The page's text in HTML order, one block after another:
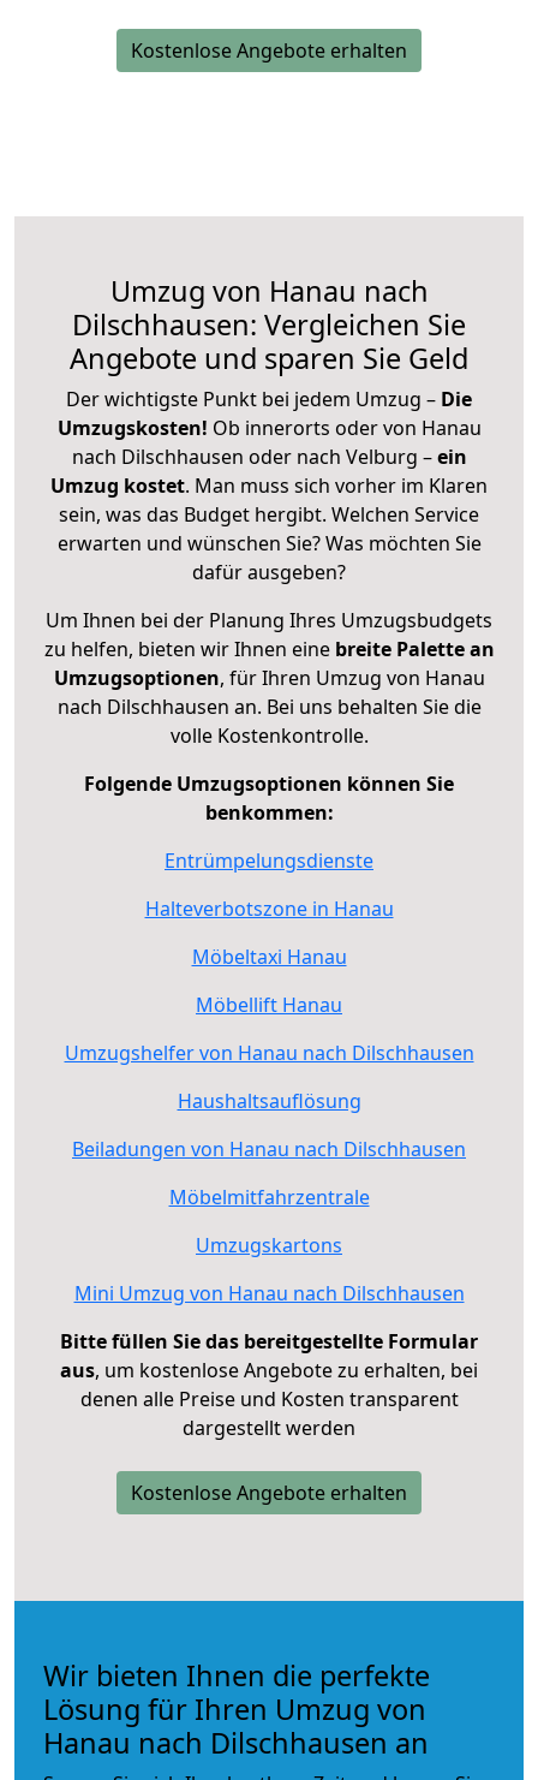
Kostenlose Angebote erhalten
Umzug von Hanau nach
Dilschhausen: Vergleichen Sie
Angebote und sparen Sie Geld
Der wichtigste Punkt bei jedem Umzug – Die
Umzugskosten! Ob innerorts oder von Hanau
nach Dilschhausen oder nach Velburg –ein
Umzug kostet. Man muss sich vorher im Klaren
sein, was das Budget hergibt. Welchen Service
erwarten und wünschen Sie? Was möchten Sie
dafür ausgeben?
Um Ihnen bei der Planung Ihres Umzugsbudgets
zu helfen, bieten wir Ihnen eine breite Palette an
Umzugsoptionen, für Ihren Umzug von Hanau
nach Dilschhausen an. Bei uns behalten Sie die
volle Kostenkontrolle.
Folgende Umzugsoptionen können Sie
benkommen:
Entrümpelungsdienste
Halteverbotszone in Hanau
Möbeltaxi Hanau
Möbellift Hanau
Umzugshelfer von Hanau nach Dilschhausen
Haushaltsauflösung
Beiladungen von Hanau nach Dilschhausen
Möbelmitfahrzentrale
Umzugskartons
Mini Umzug von Hanau nach Dilschhausen
Bitte füllen Sie das bereitgestellte Formular
aus, um kostenlose Angebote zu erhalten, bei
denen alle Preise und Kosten transparent
dargestellt werden
Kostenlose Angebote erhalten
Wir bieten Ihnen die perfekte
Lösung für Ihren Umzug von
Hanau nach Dilschhausen an